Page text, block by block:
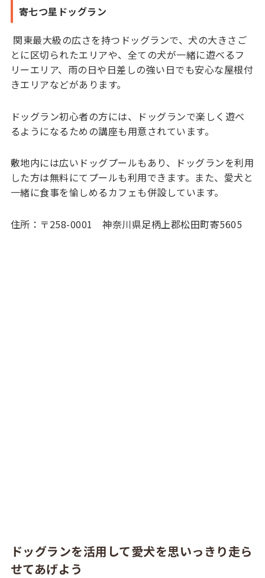
寄七つ星ドッグラン
関東最大級の広さを持つドッグランで、犬の大きさご
とに区切られたエリアや、全ての犬が一緒に遊べるフ
リーエリア、雨の日や日差しの強い日でも安心な屋根付
きエリアなどがあります。
ドッグラン初心者の方には、ドッグランで楽しく遊べ
るようになるための講座も用意されています。
敷地内には広いドッグプールもあり、ドッグランを利用
した方は無料にてプールも利用できます。また、愛犬と
一緒に食事を愉しめるカフェも併設しています。
住所：〒258-0001 神奈川県足柄上郡松田町寄5605
ドッグランを活用して愛犬を思いっきり走ら
せてあげよう